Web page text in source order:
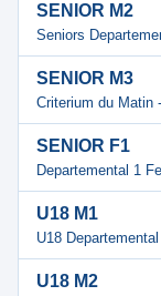
SENIOR M2
Seniors
SENIOR M3
Criterium du Matin
SENIOR F1
Departemental 1
U18 M1
U18
U18 M2